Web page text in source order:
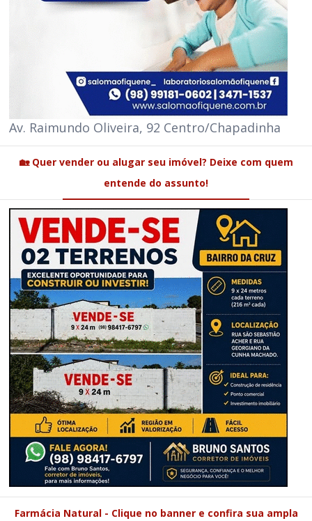
Av. Raimundo Oliveira, 92 Centro/Chapadinha
🏡 Quer vender ou alugar seu imóvel? Deixe com quem
entende do assunto!
Farmácia Natural - Clique no banner e confira sua ampla